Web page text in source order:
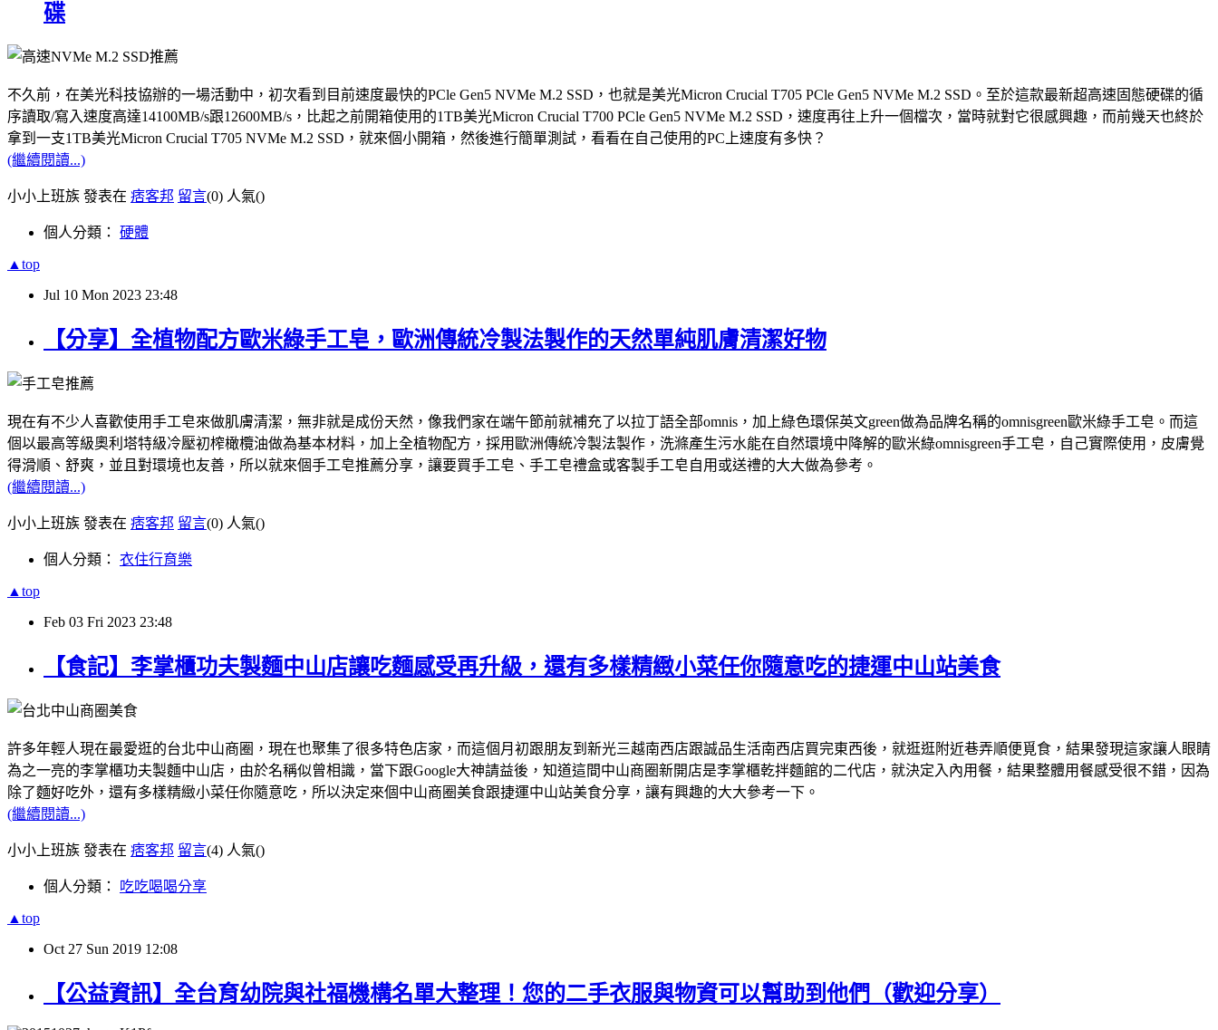
碟
不久前，在美光科技協辦的一場活動中，初次看到目前速度最快的PCle Gen5 NVMe M.2 SSD，也就是美光Micron Crucial T705 PCle Gen5 NVMe M.2 SSD。至於這款最新超高速固態硬碟的循
序讀取/寫入速度高達14100MB/s跟12600MB/s，比起之前開箱使用的1TB美光Micron Crucial T700 PCle Gen5 NVMe M.2 SSD，速度再往上升一個檔次，當時就對它很感興趣，而前幾天也終於
拿到一支1TB美光Micron Crucial T705 NVMe M.2 SSD，就來個小開箱，然後進行簡單測試，看看在自己使用的PC上速度有多快？
(繼續閱讀...)
小小上班族 發表在 痞客邦 留言(0) 人氣()
個人分類： 硬體
▲top
Jul 10 Mon 2023 23:48
【分享】全植物配方歐米綠手工皂，歐洲傳統冷製法製作的天然單純肌膚清潔好物
現在有不少人喜歡使用手工皂來做肌膚清潔，無非就是成份天然，像我們家在端午節前就補充了以拉丁語全部omnis，加上綠色環保英文green做為品牌名稱的omnisgreen歐米綠手工皂。而這
個以最高等級奧利塔特級冷壓初榨橄欖油做為基本材料，加上全植物配方，採用歐洲傳統冷製法製作，洗滌產生污水能在自然環境中降解的歐米綠omnisgreen手工皂，自己實際使用，皮膚覺
得滑順、舒爽，並且對環境也友善，所以就來個手工皂推薦分享，讓要買手工皂、手工皂禮盒或客製手工皂自用或送禮的大大做為參考。
(繼續閱讀...)
小小上班族 發表在 痞客邦 留言(0) 人氣()
個人分類： 衣住行育樂
▲top
Feb 03 Fri 2023 23:48
【食記】李掌櫃功夫製麵中山店讓吃麵感受再升級，還有多樣精緻小菜任你隨意吃的捷運中山站美食
許多年輕人現在最愛逛的台北中山商圈，現在也聚集了很多特色店家，而這個月初跟朋友到新光三越南西店跟誠品生活南西店買完東西後，就逛逛附近巷弄順便覓食，結果發現這家讓人眼睛
為之一亮的李掌櫃功夫製麵中山店，由於名稱似曾相識，當下跟Google大神請益後，知道這間中山商圈新開店是李掌櫃乾拌麵館的二代店，就決定入內用餐，結果整體用餐感受很不錯，因為
除了麵好吃外，還有多樣精緻小菜任你隨意吃，所以決定來個中山商圈美食跟捷運中山站美食分享，讓有興趣的大大參考一下。
(繼續閱讀...)
小小上班族 發表在 痞客邦 留言(4) 人氣()
個人分類： 吃吃喝喝分享
▲top
Oct 27 Sun 2019 12:08
【公益資訊】全台育幼院與社福機構名單大整理！您的二手衣服與物資可以幫助到他們（歡迎分享）